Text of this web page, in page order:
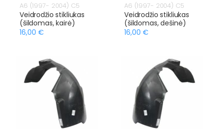
A6 (1997- 2004) C5
Veidrodžio stikliukas
(šildomas, kairė)
16,00 €
A6 (1997- 2004) C5
Veidrodžio stikliukas
(šildomas, dešinė)
16,00 €